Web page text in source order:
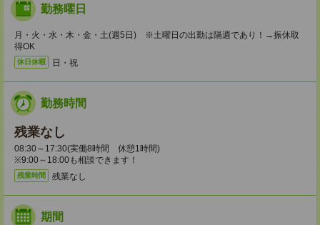
勤務曜日
月・火・水・木・金・土(週5日) ※土曜日の出勤は隔週であり！→振休取
得OK
休日休暇 日・祝
勤務時間
残業なし
08:30～17:30(実働8時間 休憩1時間)
※9:00～18:00も相談できます！
残業時間 残業なし
期間